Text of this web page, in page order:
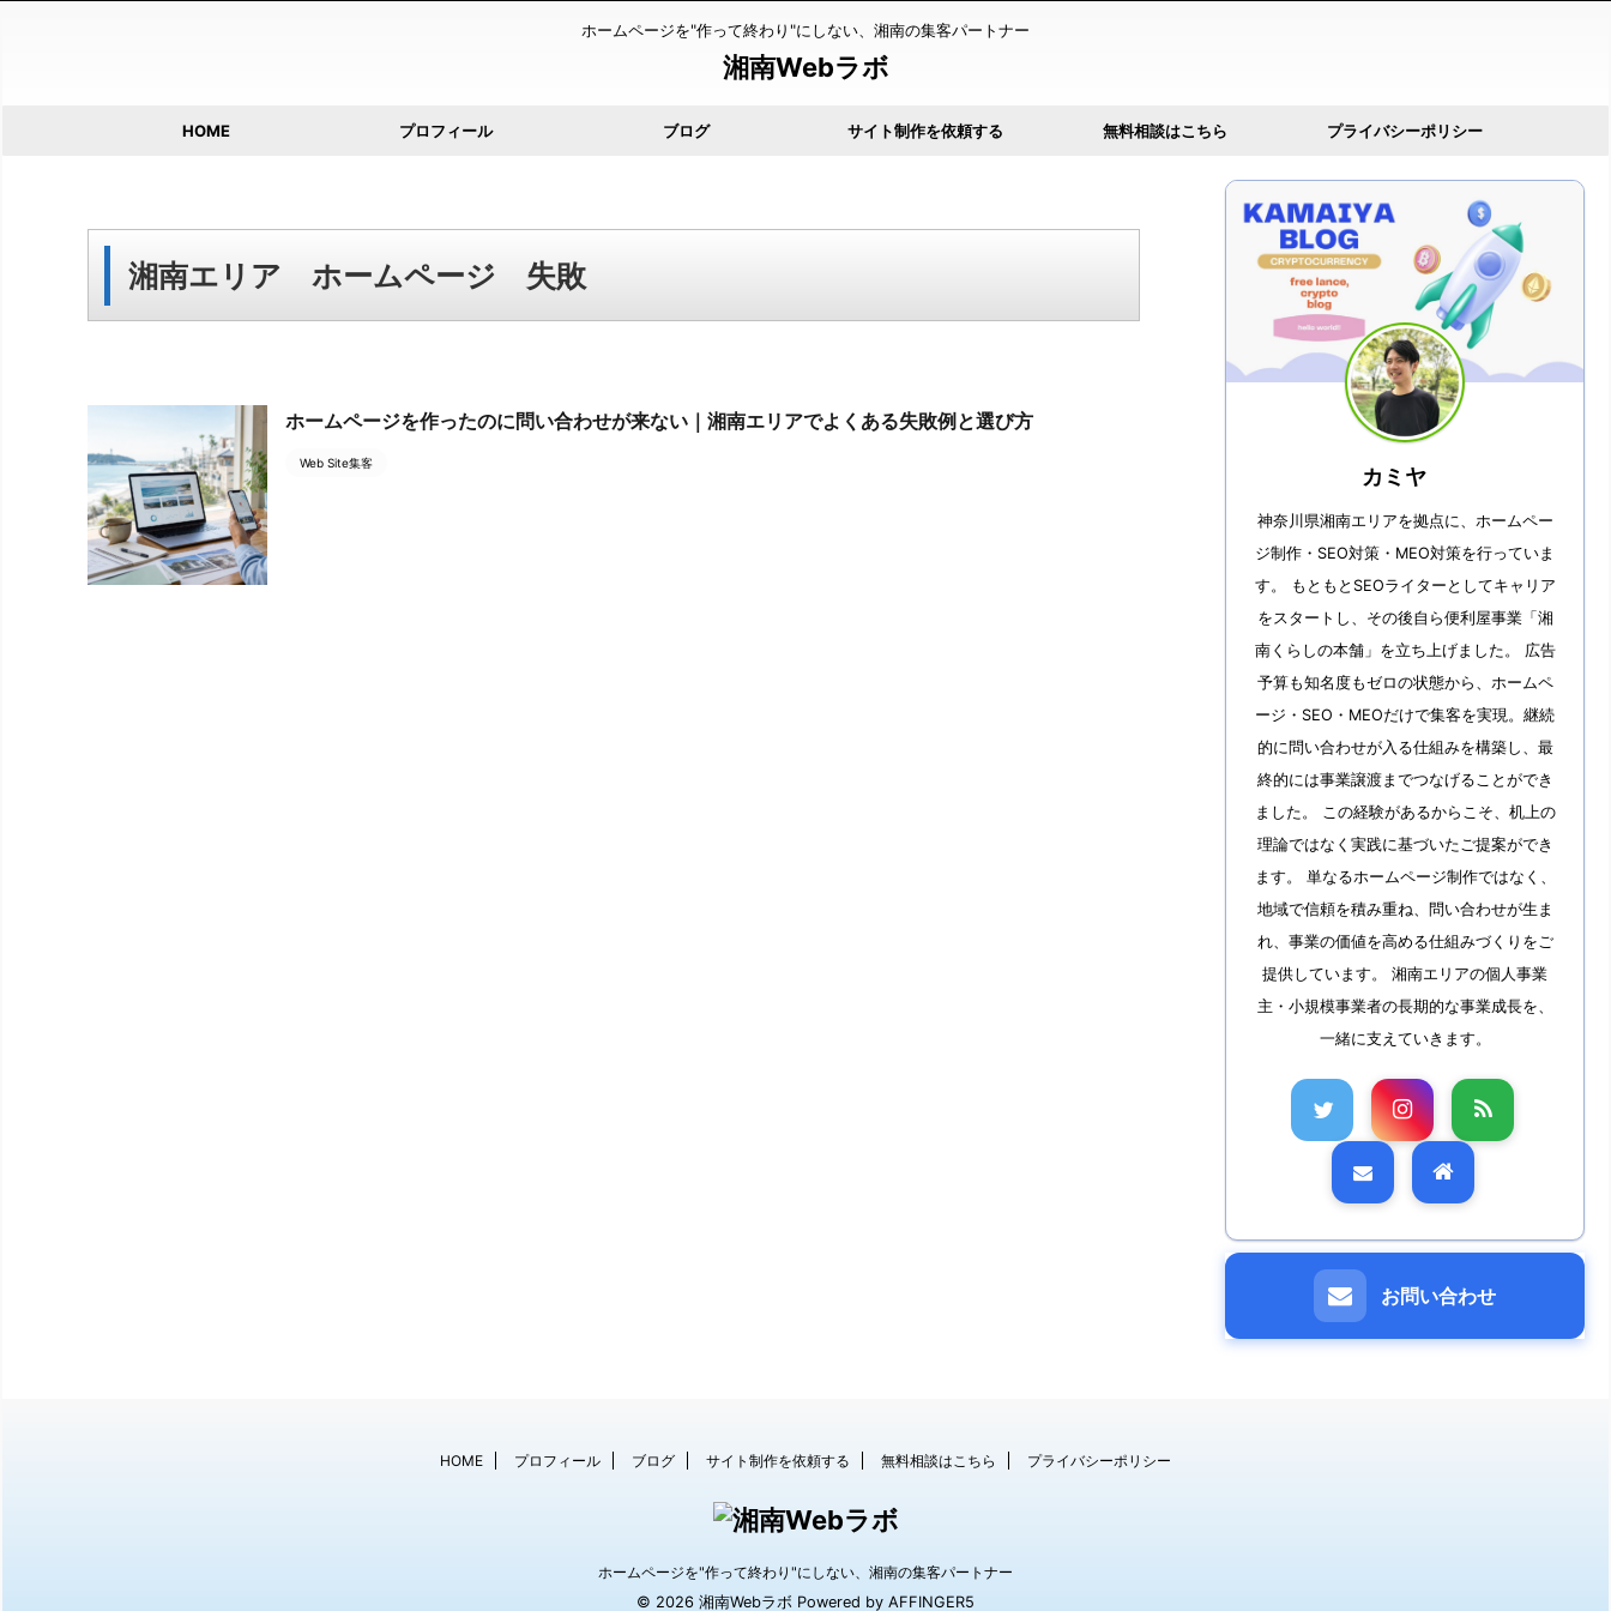
ホームページを"作って終わり"にしない、湘南の集客パートナー
湘南Webラボ
HOME プロフィール ブログ サイト制作を依頼する 無料相談はこちら プライバシーポリシー
湘南エリア ホームページ 失敗
ホームページを作ったのに問い合わせが来ない｜湘南エリアでよくある失敗例と選び方
Web Site集客
カミヤ
神奈川県湘南エリアを拠点に、ホームペー
ジ制作・SEO対策・MEO対策を行っていま
す。 もともとSEOライターとしてキャリア
をスタートし、その後自ら便利屋事業「湘
南くらしの本舗」を立ち上げました。 広告
予算も知名度もゼロの状態から、ホームペ
ージ・SEO・MEOだけで集客を実現。継続
的に問い合わせが入る仕組みを構築し、最
終的には事業譲渡までつなげることができ
ました。 この経験があるからこそ、机上の
理論ではなく実践に基づいたご提案ができ
ます。 単なるホームページ制作ではなく、
地域で信頼を積み重ね、問い合わせが生ま
れ、事業の価値を高める仕組みづくりをご
提供しています。 湘南エリアの個人事業
主・小規模事業者の長期的な事業成長を、
一緒に支えていきます。
お問い合わせ
HOME プロフィール ブログ サイト制作を依頼する 無料相談はこちら プライバシーポリシー
ホームページを"作って終わり"にしない、湘南の集客パートナー
© 2026 湘南Webラボ Powered by AFFINGER5